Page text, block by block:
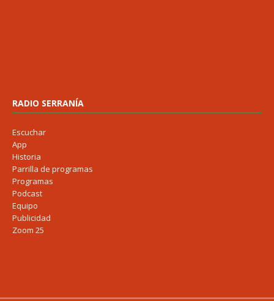
RADIO SERRANÍA
Escuchar
App
Historia
Parrilla de programas
Programas
Podcast
Equipo
Publicidad
Zoom 25